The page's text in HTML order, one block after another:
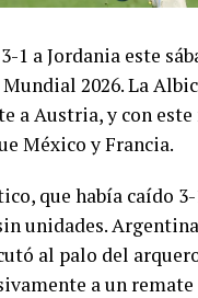
1 a Jordania este
Mundial 2026. La
a Austria, y con
México y Francia.
que había caído
unidades.
al palo del
a un